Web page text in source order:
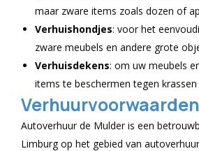
maar zware items zoals dozen of
Verhuishondjes: voor het
zware meubels en andere grote
Verhuisdekens: om uw meubels
items te beschermen tegen krassen
Verhuurvoorwaarden
Autoverhuur de Mulder is een
Limburg op het gebied van